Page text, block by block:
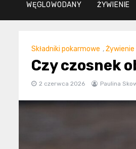
WĘGLOWODANY ŻYWIENIE
Składniki pokarmowe ,Żywienie
Czy czosnek
2 czerwca 2026 Paulina